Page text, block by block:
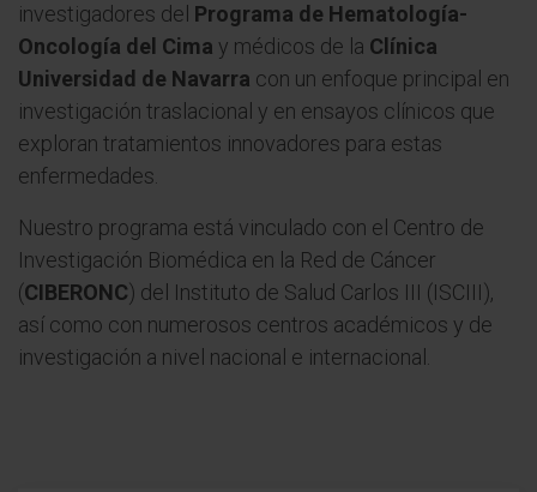
investigadores del Programa de Hematología-
Oncología del Cima y médicos de la Clínica
Universidad de Navarra con un enfoque principal en
investigación traslacional y en ensayos clínicos que
exploran tratamientos innovadores para estas
enfermedades.
Nuestro programa está vinculado con el Centro de
Investigación Biomédica en la Red de Cáncer
(CIBERONC) del Instituto de Salud Carlos III (ISCIII),
así como con numerosos centros académicos y de
investigación a nivel nacional e internacional.